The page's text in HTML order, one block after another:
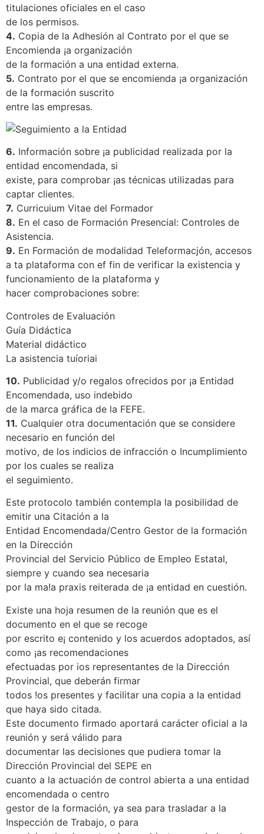
titulaciones oficiales en el caso
de los permisos.
4. Copia de la Adhesión al Contrato por el que se
Encomienda ¡a organización
de la formación a una entidad externa.
5. Contrato por el que se encomienda ¡a organización
de la formación suscrito
entre las empresas.
6. Información sobre ¡a publicidad realizada por la
entidad encomendada, si
existe, para comprobar ¡as técnicas utilizadas para
captar clientes.
7. Curricuium Vitae del Formador
8. En el caso de Formación Presencial: Controles de
Asistencia.
9. En Formación de modalidad Teleformacjón, accesos
a ta plataforma con ef fin de verificar la existencia y
funcionamiento de la plataforma y
hacer comprobaciones sobre:
Controles de Evaluación
Guía Didáctica
Material didáctico
La asistencia tuíoriai
10. Publicidad y/o regalos ofrecidos por ¡a Entidad
Encomendada, uso indebido
de la marca gráfica de la FEFE.
11. Cualquier otra documentación que se considere
necesario en función del
motivo, de los indicios de infracción o Incumplimiento
por los cuales se realiza
el seguimiento.
Este protocolo también contempla la posibilidad de
emitir una Citación a la
Entidad Encomendada/Centro Gestor de la formación
en la Dirección
Provincial del Servicio Público de Empleo Estatal,
siempre y cuando sea necesaria
por la ma!a praxis reiterada de ¡a entidad en cuestión.
Existe una hoja resumen de la reunión que es el
documento en el que se recoge
por escrito e¡ contenido y los acuerdos adoptados, así
como ¡as recomendaciones
efectuadas por ios representantes de la Dirección
Provincial, que deberán firmar
todos !os presentes y facilitar una copia a la entidad
que haya sido citada.
Este documento firmado aportará carácter oficial a la
reunión y será válido para
documentar las decisiones que pudiera tomar la
Dirección Provincial del SEPE en
cuanto a la actuación de control abierta a una entidad
encomendada o centro
gestor de la formación, ya sea para trasladar a la
Inspección de Trabajo, o para